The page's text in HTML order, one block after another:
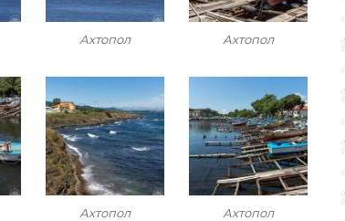
Ахтопол Ахтопол
Ахтопол Ахтопол